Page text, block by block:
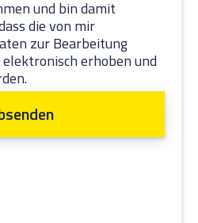
und bin damit
die von mir
zur Bearbeitung
erhoben und